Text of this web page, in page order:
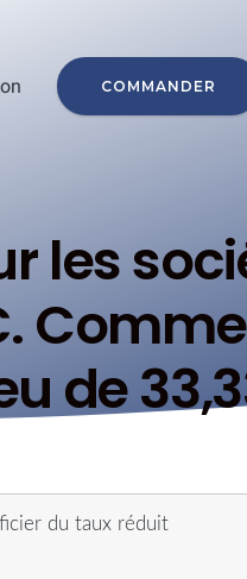
COMMANDER
les
de
du taux réduit